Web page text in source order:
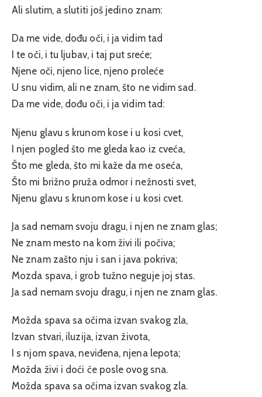
Ali slutim, a slutiti još jedino znam:
Da me vide, dođu oči, i ja vidim tad
I te oči, i tu ljubav, i taj put sreće;
Njene oči, njeno lice, njeno proleće
U snu vidim, ali ne znam, što ne vidim sad.
Da me vide, dođu oči, i ja vidim tad:
Njenu glavu s krunom kose i u kosi cvet,
I njen pogled što me gleda kao iz cveća,
Što me gleda, što mi kaže da me oseća,
Što mi brižno pruža odmor i nežnosti svet,
Njenu glavu s krunom kose i u kosi cvet.
Ja sad nemam svoju dragu, i njen ne znam glas;
Ne znam mesto na kom živi ili počiva;
Ne znam zašto nju i san i java pokriva;
Mozda spava, i grob tužno neguje joj stas.
Ja sad nemam svoju dragu, i njen ne znam glas.
Možda spava sa očima izvan svakog zla,
Izvan stvari, iluzija, izvan života,
I s njom spava, neviđena, njena lepota;
Možda živi i doći će posle ovog sna.
Možda spava sa očima izvan svakog zla.